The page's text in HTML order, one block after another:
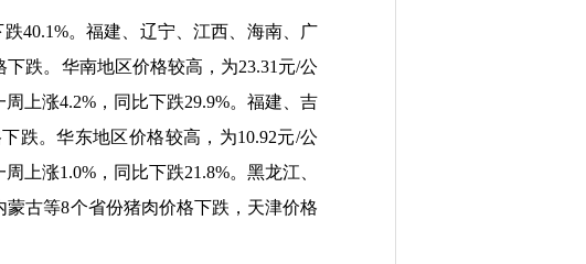
跌40.1%。福建、辽宁、江西、海南、广
下跌。华南地区价格较高，为23.31 元/公
周上涨4.2% ，同比下跌29.9%。福建、吉
跌。华东地区价格较高，为10.92元/公
周上涨1.0% ，同比下跌21.8%。黑龙江、
蒙古等8个省份猪肉价格下跌，天津价格